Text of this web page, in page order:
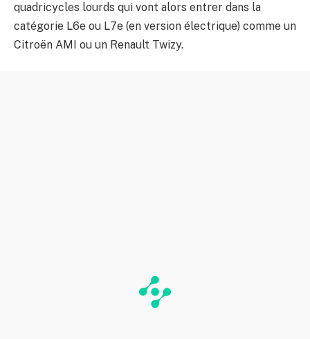
quadricycles lourds qui vont alors entrer dans la
catégorie L6e ou L7e (en version électrique) comme un
Citroën AMI ou un Renault Twizy.